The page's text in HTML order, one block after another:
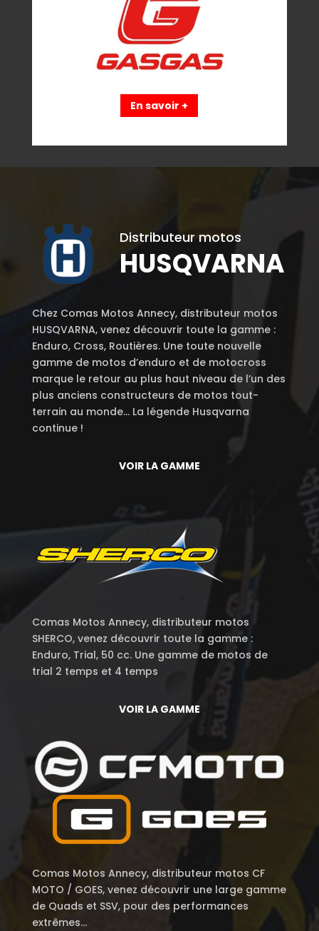
En savoir +
Distributeur motos
HUSQVARNA
Chez Comas Motos Annecy, distributeur motos
HUSQVARNA, venez découvrir toute la gamme :
Enduro, Cross, Routières. Une toute nouvelle
gamme de motos d’enduro et de motocross
marque le retour au plus haut niveau de l’un des
plus anciens constructeurs de motos tout-
terrain au monde… La légende Husqvarna
continue !
VOIR LA GAMME
Comas Motos Annecy, distributeur motos
SHERCO, venez découvrir toute la gamme :
Enduro, Trial, 50 cc. Une gamme de motos de
trial 2 temps et 4 temps
VOIR LA GAMME
Comas Motos Annecy, distributeur motos CF
MOTO / GOES, venez découvrir une large gamme
de Quads et SSV, pour des performances
extrêmes…